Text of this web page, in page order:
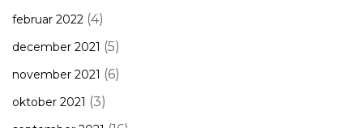
februar 2022 (4)
december 2021 (5)
november 2021 (6)
oktober 2021 (3)